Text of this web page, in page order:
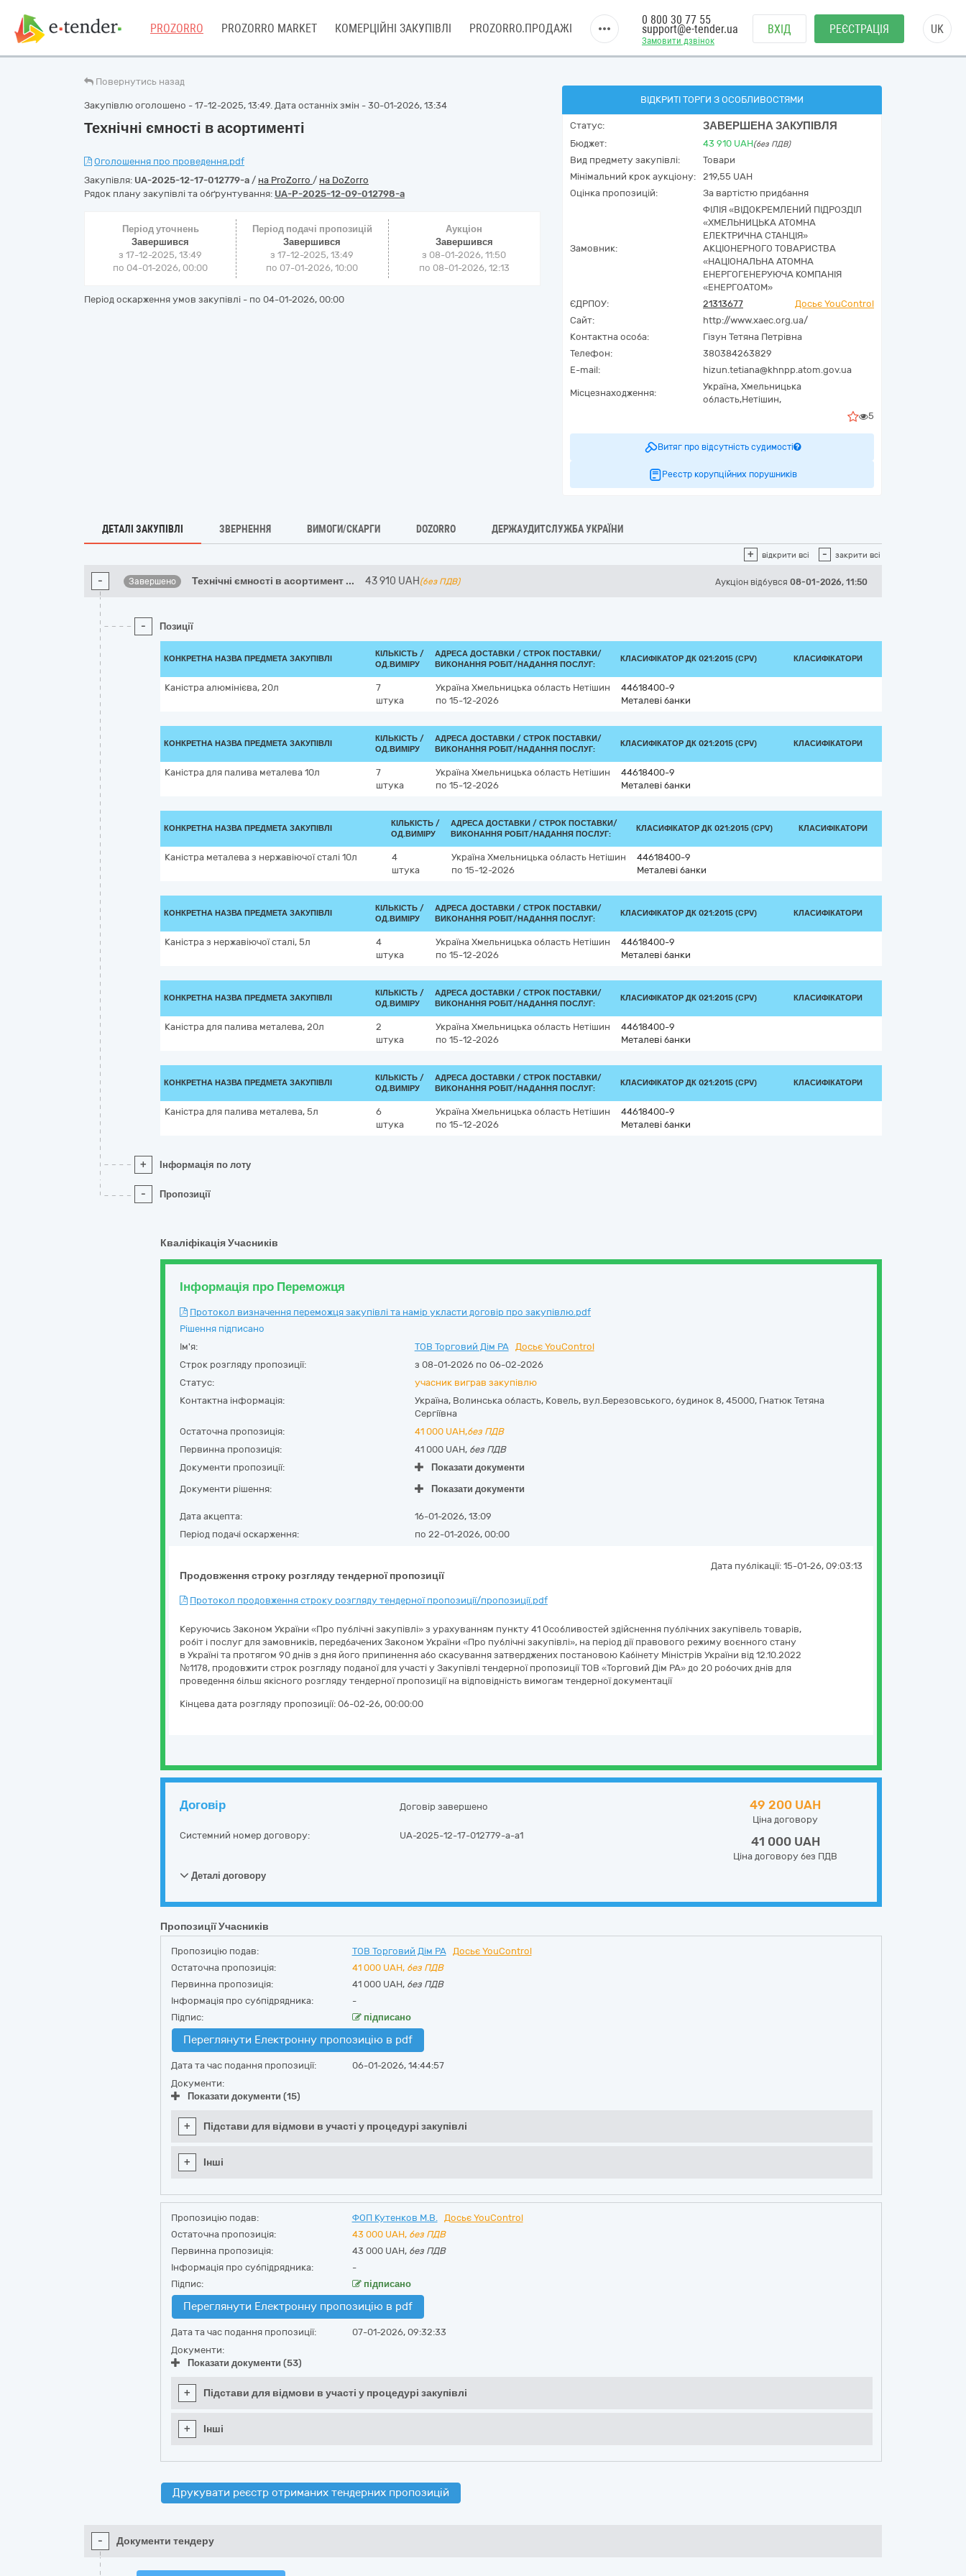
PROZORRO PROZORRO MARKET КОМЕРЦІЙНІ ЗАКУПІВЛІ PROZORRO.ПРОДАЖІ
Замовити дзвінок
0 800 30 77 55
support@e-tender.ua ВХІД РЕЄСТРАЦІЯ UK
Повернутись назад
Закупівлю оголошено - 17-12-2025, 13:49. Дата останніх змін - 30-01-2026, 13:34
Технічні ємності в асортименті
Оголошення про проведення.pdf
Закупівля: UA-2025-12-17-012779-a / на ProZorro / на DoZorro
Рядок плану закупівлі та обґрунтування: UA-P-2025-12-09-012798-a
Період уточнень
Завершився
з 17-12-2025, 13:49
по 04-01-2026, 00:00
Період подачі пропозицій
Завершився
з 17-12-2025, 13:49
по 07-01-2026, 10:00
Аукціон
Завершився
з 08-01-2026, 11:50
по 08-01-2026, 12:13
Період оскарження умов закупівлі - по 04-01-2026, 00:00
ВІДКРИТІ ТОРГИ З ОСОБЛИВОСТЯМИ
Статус: ЗАВЕРШЕНА ЗАКУПІВЛЯ
Бюджет: 43 910 UAH(без ПДВ)
Вид предмету закупівлі:
Товари
Мінімальний крок аукціону:
219,55 UAH
Оцінка пропозицій:
За вартістю придбання
Замовник:
ФІЛІЯ «ВІДОКРЕМЛЕНИЙ ПІДРОЗДІЛ
«ХМЕЛЬНИЦЬКА АТОМНА
ЕЛЕКТРИЧНА СТАНЦІЯ»
АКЦІОНЕРНОГО ТОВАРИСТВА
«НАЦІОНАЛЬНА АТОМНА
ЕНЕРГОГЕНЕРУЮЧА КОМПАНІЯ
«ЕНЕРГОАТОМ»
ЄДРПОУ:
21313677
Досьє YouControl
Сайт:
http://www.xaec.org.ua/
Контактна особа:
Гізун Тетяна Петрівна
Телефон:
380384263829
E-mail:
hizun.tetiana@khnpp.atom.gov.ua
Місцезнаходження:
Україна, Хмельницька
область,Нетішин,
5
Витяг про відсутність судимості
Реєстр корупційних порушників
ДЕТАЛІ ЗАКУПІВЛІ ЗВЕРНЕННЯ ВИМОГИ/СКАРГИ DOZORRO ДЕРЖАУДИТСЛУЖБА УКРАЇНИ
+ відкрити всі - закрити всі
- Завершено Технічні ємності в асортимент ... 43 910 UAH (без ПДВ) Аукціон відбувся 08-01-2026, 11:50
- Позиції
КОНКРЕТНА НАЗВА ПРЕДМЕТА ЗАКУПІВЛІ
КІЛЬКІСТЬ /
ОД.ВИМІРУ
АДРЕСА ДОСТАВКИ / СТРОК ПОСТАВКИ/
ВИКОНАННЯ РОБІТ/НАДАННЯ ПОСЛУГ:
КЛАСИФІКАТОР ДК 021:2015 (CPV) КЛАСИФІКАТОРИ
Каністра алюмінієва, 20л
7
штука
Україна Хмельницька область Нетішин
по 15-12-2026
44618400-9
Металеві банки
КОНКРЕТНА НАЗВА ПРЕДМЕТА ЗАКУПІВЛІ
КІЛЬКІСТЬ /
ОД.ВИМІРУ
АДРЕСА ДОСТАВКИ / СТРОК ПОСТАВКИ/
ВИКОНАННЯ РОБІТ/НАДАННЯ ПОСЛУГ:
КЛАСИФІКАТОР ДК 021:2015 (CPV) КЛАСИФІКАТОРИ
Каністра для палива металева 10л
7
штука
Україна Хмельницька область Нетішин
по 15-12-2026
44618400-9
Металеві банки
КОНКРЕТНА НАЗВА ПРЕДМЕТА ЗАКУПІВЛІ
КІЛЬКІСТЬ /
ОД.ВИМІРУ
АДРЕСА ДОСТАВКИ / СТРОК ПОСТАВКИ/
ВИКОНАННЯ РОБІТ/НАДАННЯ ПОСЛУГ:
КЛАСИФІКАТОР ДК 021:2015 (CPV) КЛАСИФІКАТОРИ
Каністра металева з нержавіючої сталі 10л
4
штука
Україна Хмельницька область Нетішин
по 15-12-2026
44618400-9
Металеві банки
КОНКРЕТНА НАЗВА ПРЕДМЕТА ЗАКУПІВЛІ
КІЛЬКІСТЬ /
ОД.ВИМІРУ
АДРЕСА ДОСТАВКИ / СТРОК ПОСТАВКИ/
ВИКОНАННЯ РОБІТ/НАДАННЯ ПОСЛУГ:
КЛАСИФІКАТОР ДК 021:2015 (CPV) КЛАСИФІКАТОРИ
Каністра з нержавіючої сталі, 5л
4
штука
Україна Хмельницька область Нетішин
по 15-12-2026
44618400-9
Металеві банки
КОНКРЕТНА НАЗВА ПРЕДМЕТА ЗАКУПІВЛІ
КІЛЬКІСТЬ /
ОД.ВИМІРУ
АДРЕСА ДОСТАВКИ / СТРОК ПОСТАВКИ/
ВИКОНАННЯ РОБІТ/НАДАННЯ ПОСЛУГ:
КЛАСИФІКАТОР ДК 021:2015 (CPV) КЛАСИФІКАТОРИ
Каністра для палива металева, 20л
2
штука
Україна Хмельницька область Нетішин
по 15-12-2026
44618400-9
Металеві банки
КОНКРЕТНА НАЗВА ПРЕДМЕТА ЗАКУПІВЛІ
КІЛЬКІСТЬ /
ОД.ВИМІРУ
АДРЕСА ДОСТАВКИ / СТРОК ПОСТАВКИ/
ВИКОНАННЯ РОБІТ/НАДАННЯ ПОСЛУГ:
КЛАСИФІКАТОР ДК 021:2015 (CPV) КЛАСИФІКАТОРИ
Каністра для палива металева, 5л
6
штука
Україна Хмельницька область Нетішин
по 15-12-2026
44618400-9
Металеві банки
+ Інформація по лоту
- Пропозиції
Кваліфікація Учасників
Інформація про Переможця
Протокол визначення переможця закупівлі та намір укласти договір про закупівлю.pdf
Рішення підписано
Ім'я:
ТОВ Торговий Дім РА
Досьє YouControl
Строк розгляду пропозиції:
з 08-01-2026 по 06-02-2026
Статус:
учасник виграв закупівлю
Контактна інформація:
Україна, Волинська область, Ковель, вул.Березовського, будинок 8, 45000, Гнатюк Тетяна
Сергіївна
Остаточна пропозиція:
41 000 UAH,без ПДВ
Первинна пропозиція:
41 000 UAH, без ПДВ
Документи пропозиції:
Показати документи
Документи рішення:
Показати документи
Дата акцепта:
16-01-2026, 13:09
Період подачі оскарження:
по 22-01-2026, 00:00
Продовження строку розгляду тендерної пропозиції
Дата публікації: 15-01-26, 09:03:13
Протокол продовження строку розгляду тендерної пропозиції/пропозиції.pdf
Керуючись Законом України «Про публічні закупівлі» з урахуванням пункту 41 Особливостей здійснення публічних закупівель товарів,
робіт і послуг для замовників, передбачених Законом України «Про публічні закупівлі», на період дії правового режиму воєнного стану
в Україні та протягом 90 днів з дня його припинення або скасування затверджених постановою Кабінету Міністрів України від 12.10.2022
№1178, продовжити строк розгляду поданої для участі у Закупівлі тендерної пропозиції ТОВ «Торговий Дім РА» до 20 робочих днів для
проведення більш якісного розгляду тендерної пропозиції на відповідність вимогам тендерної документації
Кінцева дата розгляду пропозиції: 06-02-26, 00:00:00
Договір Договір завершено
Системний номер договору: UA-2025-12-17-012779-a-a1
49 200 UAH
Ціна договору
41 000 UAH
Ціна договору без ПДВ
Деталі договору
Пропозиції Учасників
Пропозицію подав: ТОВ Торговий Дім РА
Досьє YouControl
Остаточна пропозиція:
41 000 UAH, без ПДВ
Первинна пропозиція:
41 000 UAH, без ПДВ
Інформація про субпідрядника:
-
Підпис:
підписано
Переглянути Електронну пропозицію в pdf
Дата та час подання пропозиції:
06-01-2026, 14:44:57
Документи:
Показати документи (15)
+ Підстави для відмови в участі у процедурі закупівлі
+ Інші
Пропозицію подав: ФОП Кутенков М.В.
Досьє YouControl
Остаточна пропозиція:
43 000 UAH, без ПДВ
Первинна пропозиція:
43 000 UAH, без ПДВ
Інформація про субпідрядника:
-
Підпис:
підписано
Переглянути Електронну пропозицію в pdf
Дата та час подання пропозиції:
07-01-2026, 09:32:33
Документи:
Показати документи (53)
+ Підстави для відмови в участі у процедурі закупівлі
+ Інші
Друкувати реєстр отриманих тендерних пропозицій
- Документи тендеру